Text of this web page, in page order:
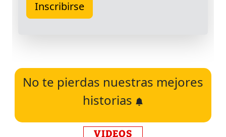
No te pierdas nuestras mejores
historias
VIDEOS